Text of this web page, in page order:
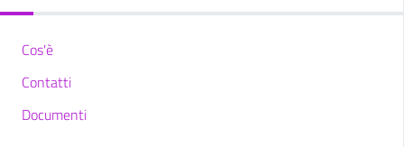
Cos'è
Contatti
Documenti